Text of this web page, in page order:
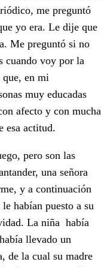
me preguntó
yo era. Le dije que
Me preguntó si no
cuando voy por la
que, en mi
muy educadas
afecto y con mucha
esa actitud.
pero son las
una señora
y a continuación
habían puesto a su
La niña había
llevado un
de la cual su madre